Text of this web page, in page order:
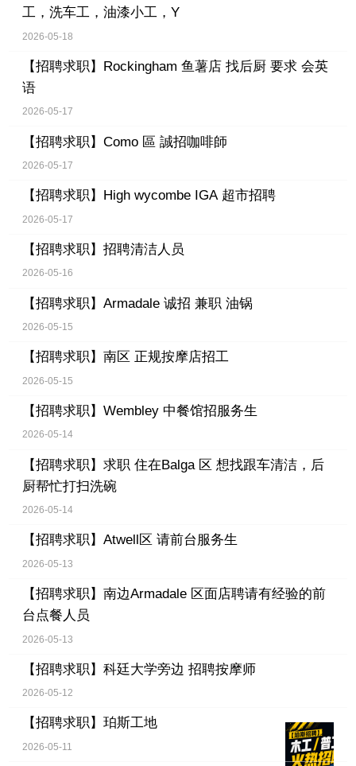
工，洗车工，油漆小工，Y
2026-05-18
【招聘求职】 Rockingham 鱼薯店 找后厨 要求 会英
语
2026-05-17
【招聘求职】 Como 區 誠招咖啡師
2026-05-17
【招聘求职】 High wycombe IGA 超市招聘
2026-05-17
【招聘求职】 招聘清洁人员
2026-05-16
【招聘求职】 Armadale 诚招 兼职 油锅
2026-05-15
【招聘求职】 南区 正规按摩店招工
2026-05-15
【招聘求职】 Wembley 中餐馆招服务生
2026-05-14
【招聘求职】 求职 住在Balga 区 想找跟车清洁，后
厨帮忙打扫洗碗
2026-05-14
【招聘求职】 Atwell区 请前台服务生
2026-05-13
【招聘求职】 南边Armadale 区面店聘请有经验的前
台点餐人员
2026-05-13
【招聘求职】 科廷大学旁边 招聘按摩师
2026-05-12
【招聘求职】 珀斯工地
2026-05-11